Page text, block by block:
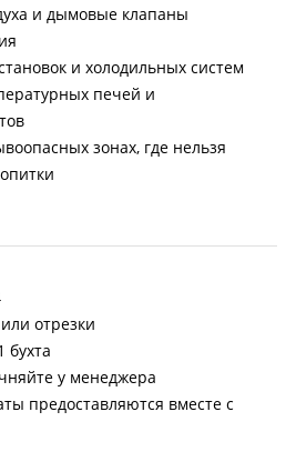
и дымовые клапаны
и холодильных систем
печей и
зонах, где нельзя
отрезки
у менеджера
предоставляются вместе с